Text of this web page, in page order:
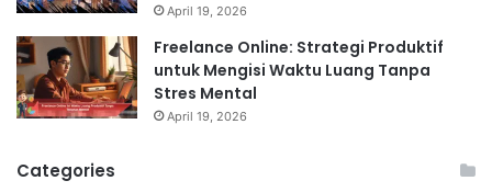
April 19, 2026
Freelance Online: Strategi Produktif
untuk Mengisi Waktu Luang Tanpa
Stres Mental
April 19, 2026
Categories